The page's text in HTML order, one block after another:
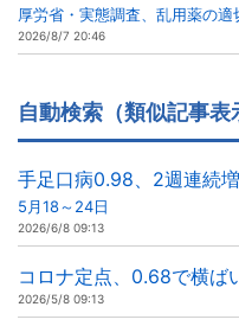
厚労省・実態調査、乱用薬の適
2026/8/7 20:46
自動検索（類似記事表
手足口病0.98、2週連続増
5月18～24日
2026/6/8 09:13
コロナ定点、0.68で横
2026/5/8 09:13